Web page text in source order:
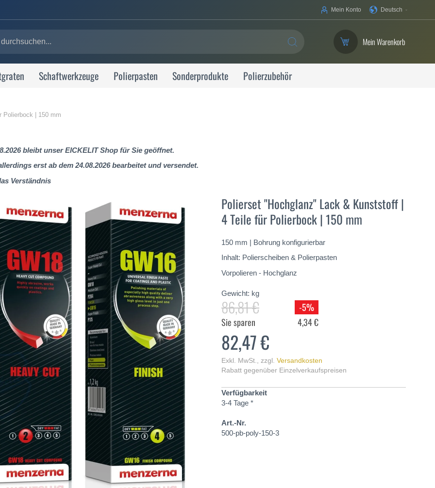
Ihre
Deutsch
Mein Konto
SUCHE Mein Warenkorb
Schaftwerkzeuge Polierpasten Sonderprodukte Polierzubehör
Polierbock | 150 mm
bleibt unser EICKELIT Shop für Sie geöffnet.
erst ab dem 24.08.2026 bearbeitet und versendet.
Verständnis
Polierset "Hochglanz" Lack & Kunststoff |
4 Teile für Polierbock | 150 mm
150 mm | Bohrung konfigurierbar
Inhalt: Polierscheiben & Polierpasten
Vorpolieren - Hochglanz
Gewicht: kg
86,81 €
-5%
Sie sparen
4,34 €
82,47 €
Exkl. MwSt. zzgl. Versandkosten
Rabatt gegenüber Einzelverkaufspreisen
Verfügbarkeit
3-4 Tage *
Art.-Nr.
500-pb-poly-150-3